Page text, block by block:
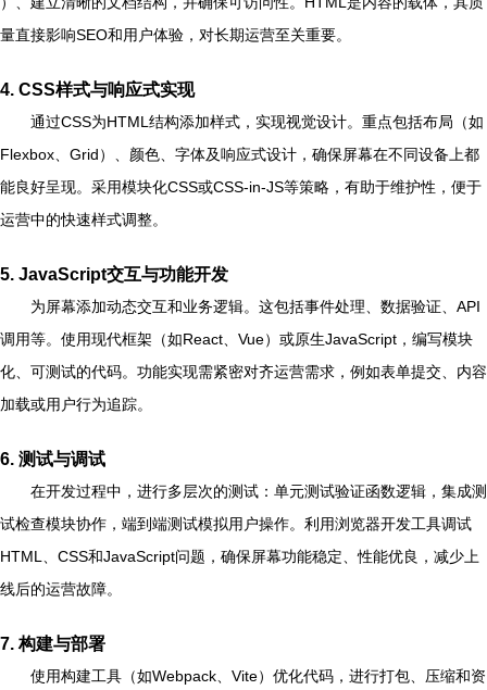
量直接影响SEO和用户体验，对长期运营至关重要。
4. CSS样式与响应式实现
通过CSS为HTML结构添加样式，实现视觉设计。重点包括布局（如
Flexbox、Grid）、颜色、字体及响应式设计，确保屏幕在不同设备上都
能良好呈现。采用模块化CSS或CSS-in-JS等策略，有助于维护性，便于
运营中的快速样式调整。
5. JavaScript交互与功能开发
为屏幕添加动态交互和业务逻辑。这包括事件处理、数据验证、API
调用等。使用现代框架（如React、Vue）或原生JavaScript，编写模块
化、可测试的代码。功能实现需紧密对齐运营需求，例如表单提交、内容
加载或用户行为追踪。
6. 测试与调试
在开发过程中，进行多层次的测试：单元测试验证函数逻辑，集成测
试检查模块协作，端到端测试模拟用户操作。利用浏览器开发工具调试
HTML、CSS和JavaScript问题，确保屏幕功能稳定、性能优良，减少上
线后的运营故障。
7. 构建与部署
使用构建工具（如Webpack、Vite）优化代码，进行打包、压缩和资